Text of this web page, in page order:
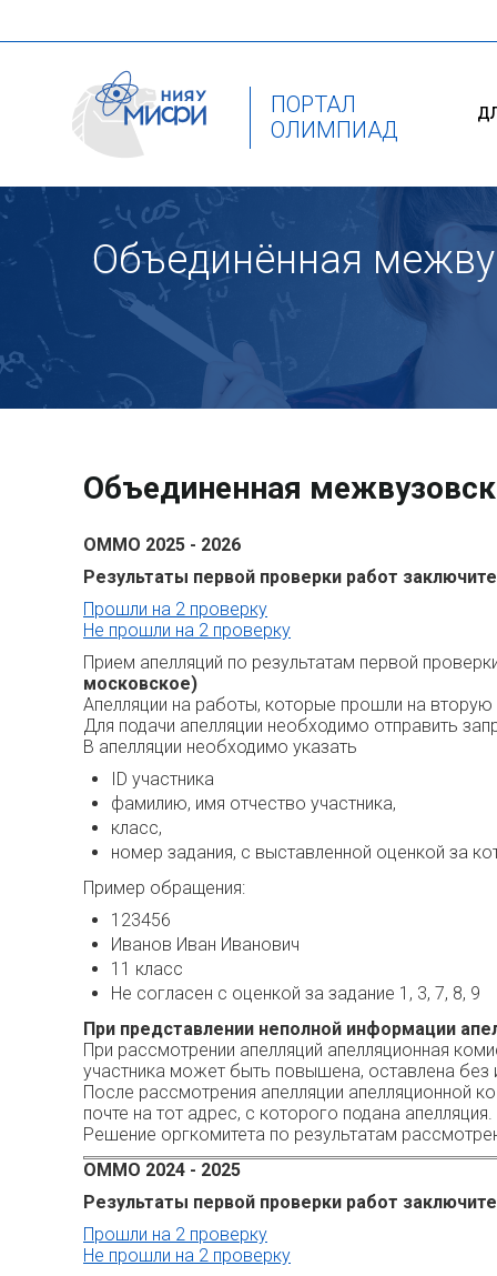
ПОРТАЛ
ОЛИМПИАД
Объединённая
Объединенная
ОММО 2025 - 2026
Результаты первой проверки работ
Прошли на 2 проверку
Не прошли на 2 проверку
Прием апелляций по результатам первой
московское)
Апелляции на работы, которые прошли на
Для подачи апелляции необходимо отправить
В апелляции необходимо указать
ID участника
фамилию, имя отчество участника,
класс,
номер задания, с выставленной оценкой за
Пример обращения:
123456
Иванов Иван Иванович
11 класс
Не согласен с оценкой за задание 1, 3, 7, 8, 9
При представлении неполной информации
При рассмотрении апелляций апелляционная
участника может быть повышена, оставлена
После рассмотрения апелляции апелляционной
почте на тот адрес, с которого подана апелляция.
Решение оргкомитета по результатам
ОММО 2024 - 2025
Результаты первой проверки работ
Прошли на 2 проверку
Не прошли на 2 проверку